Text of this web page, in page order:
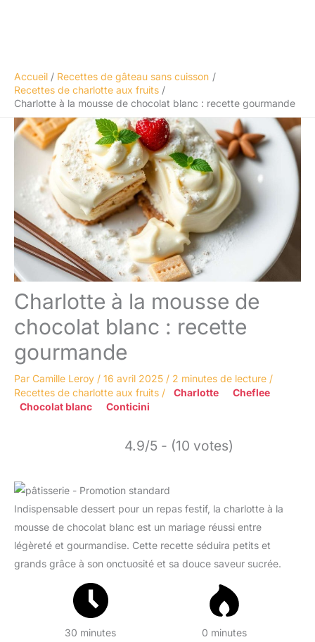
Accueil
Recettes de gâteau sans cuisson
Recettes de charlotte aux fruits
Charlotte à la mousse de chocolat blanc : recette gourmande
Charlotte à la mousse de
chocolat blanc : recette
gourmande
Par Camille Leroy / 16 avril 2025 / 2 minutes de lecture /
Recettes de charlotte aux fruits / Charlotte
Cheflee
Chocolat blanc
Conticini
4.9/5 - (10 votes)
Indispensable dessert pour un repas festif, la charlotte à la
mousse de chocolat blanc est un mariage réussi entre
légèreté et gourmandise. Cette recette séduira petits et
grands grâce à son onctuosité et sa douce saveur sucrée.
30 minutes 0 minutes